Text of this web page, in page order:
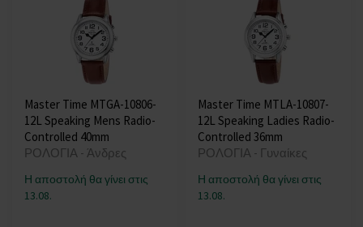
Master Time MTGA-10806-
12L Speaking Mens Radio-
Controlled 40mm
ΡΟΛΟΓΙΑ - Άνδρες
Η αποστολή θα γίνει στις
13.08.
Master Time MTLA-10807-
12L Speaking Ladies Radio-
Controlled 36mm
ΡΟΛΟΓΙΑ - Γυναίκες
Η αποστολή θα γίνει στις
13.08.